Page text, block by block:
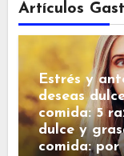
Artículos
Estrés y
deseas
comida: 5
dulce y
comida: por